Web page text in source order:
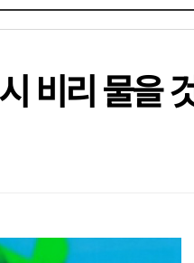
비리 물을